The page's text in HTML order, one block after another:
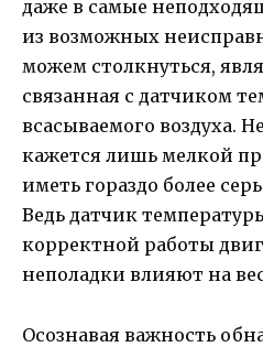
даже в самые
из возможных
можем столкнуться,
связанная с датчиком
всасываемого воздуха.
кажется лишь мелкой
иметь гораздо более
Ведь датчик
корректной работы
неполадки влияют на
Осознавая важность